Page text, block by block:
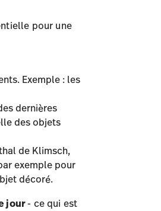
pour une
Exemple : les
dernières
des objets
de Klimsch,
exemple pour
décoré.
jour- ce qui est